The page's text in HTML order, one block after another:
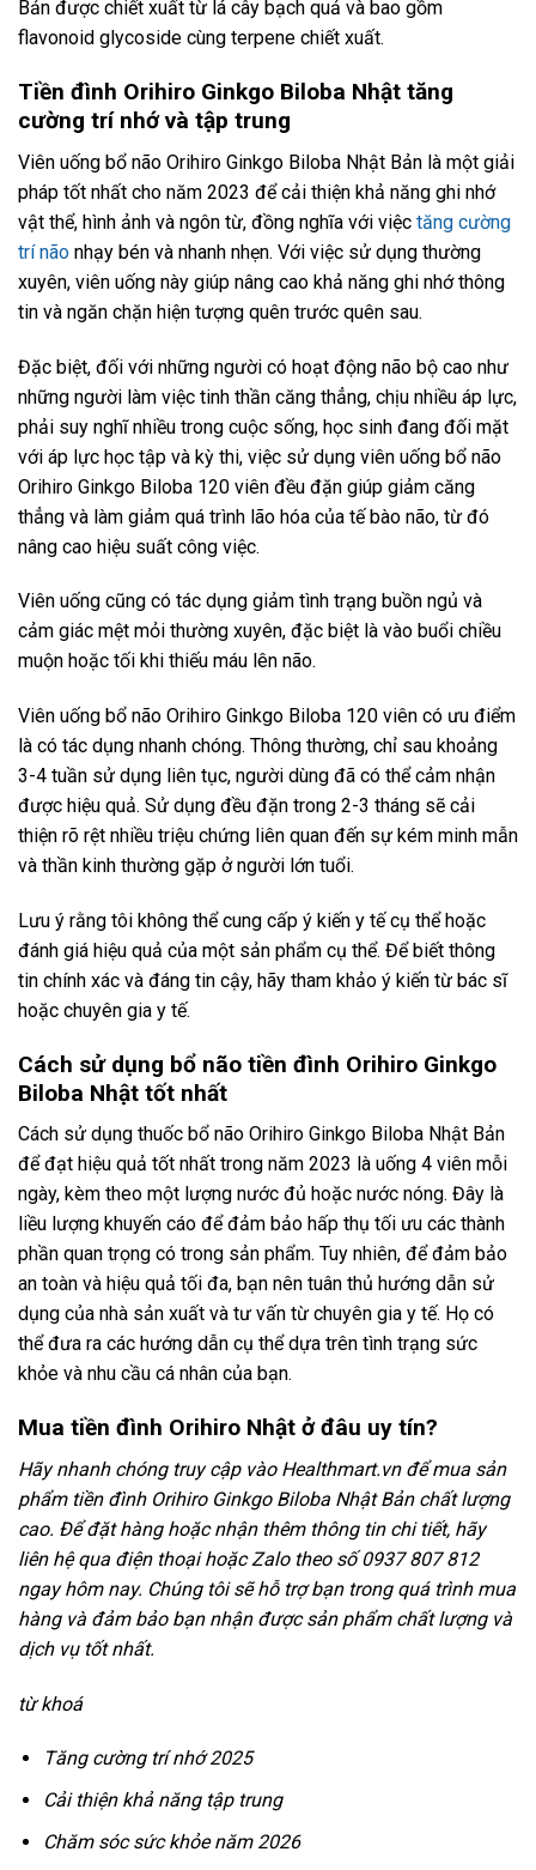
Bản được chiết xuất từ lá cây bạch quả và bao gồm
flavonoid glycoside cùng terpene chiết xuất.
Tiền đình Orihiro Ginkgo Biloba Nhật tăng
cường trí nhớ và tập trung
Viên uống bổ não Orihiro Ginkgo Biloba Nhật Bản là một giải
pháp tốt nhất cho năm 2023 để cải thiện khả năng ghi nhớ
vật thể, hình ảnh và ngôn từ, đồng nghĩa với việc tăng cường
trí não nhạy bén và nhanh nhẹn. Với việc sử dụng thường
xuyên, viên uống này giúp nâng cao khả năng ghi nhớ thông
tin và ngăn chặn hiện tượng quên trước quên sau.
Đặc biệt, đối với những người có hoạt động não bộ cao như
những người làm việc tinh thần căng thẳng, chịu nhiều áp lực,
phải suy nghĩ nhiều trong cuộc sống, học sinh đang đối mặt
với áp lực học tập và kỳ thi, việc sử dụng viên uống bổ não
Orihiro Ginkgo Biloba 120 viên đều đặn giúp giảm căng
thẳng và làm giảm quá trình lão hóa của tế bào não, từ đó
nâng cao hiệu suất công việc.
Viên uống cũng có tác dụng giảm tình trạng buồn ngủ và
cảm giác mệt mỏi thường xuyên, đặc biệt là vào buổi chiều
muộn hoặc tối khi thiếu máu lên não.
Viên uống bổ não Orihiro Ginkgo Biloba 120 viên có ưu điểm
là có tác dụng nhanh chóng. Thông thường, chỉ sau khoảng
3-4 tuần sử dụng liên tục, người dùng đã có thể cảm nhận
được hiệu quả. Sử dụng đều đặn trong 2-3 tháng sẽ cải
thiện rõ rệt nhiều triệu chứng liên quan đến sự kém minh mẫn
và thần kinh thường gặp ở người lớn tuổi.
Lưu ý rằng tôi không thể cung cấp ý kiến ​​y tế cụ thể hoặc
đánh giá hiệu quả của một sản phẩm cụ thể. Để biết thông
tin chính xác và đáng tin cậy, hãy tham khảo ý kiến ​​từ bác sĩ
hoặc chuyên gia y tế.
Cách sử dụng bổ não tiền đình Orihiro Ginkgo
Biloba Nhật tốt nhất
Cách sử dụng thuốc bổ não Orihiro Ginkgo Biloba Nhật Bản
để đạt hiệu quả tốt nhất trong năm 2023 là uống 4 viên mỗi
ngày, kèm theo một lượng nước đủ hoặc nước nóng. Đây là
liều lượng khuyến cáo để đảm bảo hấp thụ tối ưu các thành
phần quan trọng có trong sản phẩm. Tuy nhiên, để đảm bảo
an toàn và hiệu quả tối đa, bạn nên tuân thủ hướng dẫn sử
dụng của nhà sản xuất và tư vấn từ chuyên gia y tế. Họ có
thể đưa ra các hướng dẫn cụ thể dựa trên tình trạng sức
khỏe và nhu cầu cá nhân của bạn.
Mua tiền đình Orihiro Nhật ở đâu uy tín?
Hãy nhanh chóng truy cập vào Healthmart.vn để mua sản
phẩm tiền đình Orihiro Ginkgo Biloba Nhật Bản chất lượng
cao. Để đặt hàng hoặc nhận thêm thông tin chi tiết, hãy
liên hệ qua điện thoại hoặc Zalo theo số 0937 807 812
ngay hôm nay. Chúng tôi sẽ hỗ trợ bạn trong quá trình mua
hàng và đảm bảo bạn nhận được sản phẩm chất lượng và
dịch vụ tốt nhất.
từ khoá
Tăng cường trí nhớ 2025
Cải thiện khả năng tập trung
Chăm sóc sức khỏe năm 2026